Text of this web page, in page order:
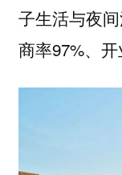
子生活与夜
商率97%、开